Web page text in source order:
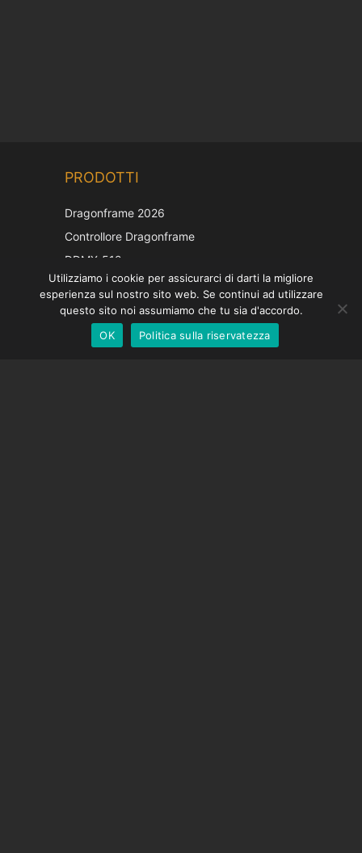
PRODOTTI
Dragonframe 2026
Controllore Dragonframe
DDMX-512
DMC-32
Cappuccio di correzione EOS LV
Utilizziamo i cookie per assicurarci di darti la migliore
esperienza sul nostro sito web. Se continui ad utilizzare
questo sito noi assumiamo che tu sia d'accordo.
OK
Politica sulla riservatezza
Italian
English
German